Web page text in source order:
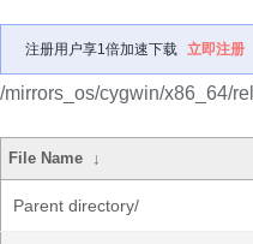
注册用户享1倍加速下载 立即注册
/mirrors_os/cygwin/x86_64/
File Name ↓
Parent directory/